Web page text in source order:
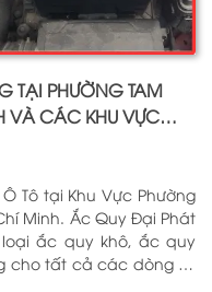
TẠI PHƯỜNG TAM
VÀ CÁC KHU VỰC
Tô tại Khu Vực Phường
Minh. Ắc Quy Đại Phát
ắc quy khô, ắc quy
cho tất cả các dòng xe